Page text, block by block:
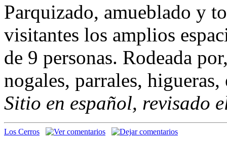
Parquizado, amueblado y
visitantes los amplios
de 9 personas. Rodeada
nogales, parrales,
Sitio en español, revisado
Los Cerros